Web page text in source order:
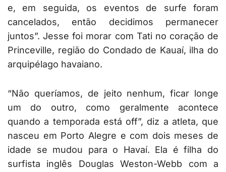
e, em seguida, os eventos de surfe foram
cancelados, então decidimos permanecer
juntos”. Jesse foi morar com Tati no coração de
Princeville, região do Condado de Kauaí, ilha do
arquipélago havaiano.
“Não queríamos, de jeito nenhum, ficar longe
um do outro, como geralmente acontece
quando a temporada está off”, diz a atleta, que
nasceu em Porto Alegre e com dois meses de
idade se mudou para o Havaí. Ela é filha do
surfista inglês Douglas Weston-Webb com a